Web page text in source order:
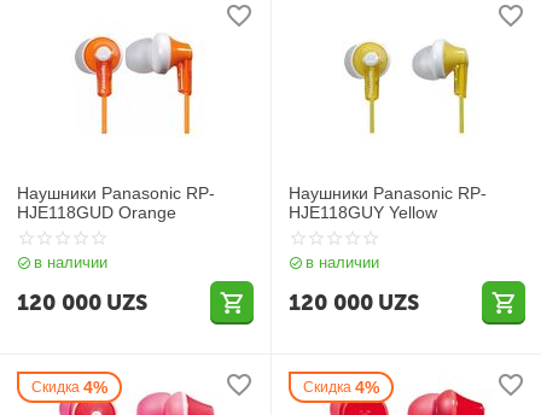
Наушники Panasonic RP-
HJE118GUD Orange
в наличии
120 000 UZS
Наушники Panasonic RP-
HJE118GUY Yellow
в наличии
120 000 UZS
Скидка 4% Скидка 4%